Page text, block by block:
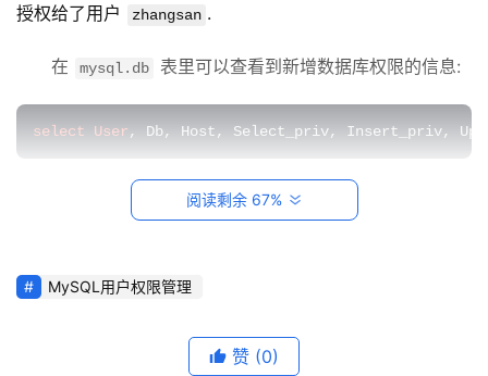
运
网
络
运
库
授权给了用户
zhangsan .
在 mysql.db 表里可以查看到新增数据库权限的信息:
select User, Db, Host, Select_priv, Insert_priv,
也可以通过 show grants
命令查看权限授予执行的命
show grants for 'zhangsan'
表示授予的权限类型, 常用
阅读剩余 67%
MySQL用户权限管理
赞 (0)